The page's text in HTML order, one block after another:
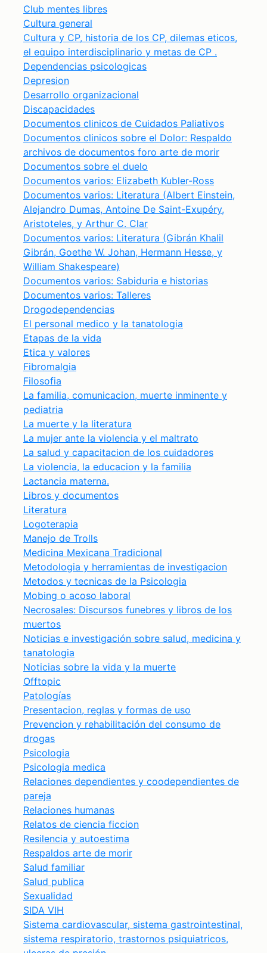
Club mentes libres
Cultura general
Cultura y CP, historia de los CP, dilemas eticos,
el equipo interdisciplinario y metas de CP .
Dependencias psicologicas
Depresion
Desarrollo organizacional
Discapacidades
Documentos clinicos de Cuidados Paliativos
Documentos clinicos sobre el Dolor: Respaldo
archivos de documentos foro arte de morir
Documentos sobre el duelo
Documentos varios: Elizabeth Kubler-Ross
Documentos varios: Literatura (Albert Einstein,
Alejandro Dumas, Antoine De Saint-Exupéry,
Aristoteles, y Arthur C. Clar
Documentos varios: Literatura (Gibrán Khalil
Gibrán, Goethe W. Johan, Hermann Hesse, y
William Shakespeare)
Documentos varios: Sabiduria e historias
Documentos varios: Talleres
Drogodependencias
El personal medico y la tanatologia
Etapas de la vida
Etica y valores
Fibromalgia
Filosofia
La familia, comunicacion, muerte inminente y
pediatria
La muerte y la literatura
La mujer ante la violencia y el maltrato
La salud y capacitacion de los cuidadores
La violencia, la educacion y la familia
Lactancia materna.
Libros y documentos
Literatura
Logoterapia
Manejo de Trolls
Medicina Mexicana Tradicional
Metodologia y herramientas de investigacion
Metodos y tecnicas de la Psicologia
Mobing o acoso laboral
Necrosales: Discursos funebres y libros de los
muertos
Noticias e investigación sobre salud, medicina y
tanatologia
Noticias sobre la vida y la muerte
Offtopic
Patologías
Presentacion, reglas y formas de uso
Prevencion y rehabilitación del consumo de
drogas
Psicologia
Psicologia medica
Relaciones dependientes y coodependientes de
pareja
Relaciones humanas
Relatos de ciencia ficcion
Resilencia y autoestima
Respaldos arte de morir
Salud familiar
Salud publica
Sexualidad
SIDA VIH
Sistema cardiovascular, sistema gastrointestinal,
sistema respiratorio, trastornos psiquiatricos,